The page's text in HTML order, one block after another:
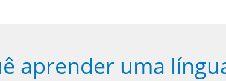
aprender uma